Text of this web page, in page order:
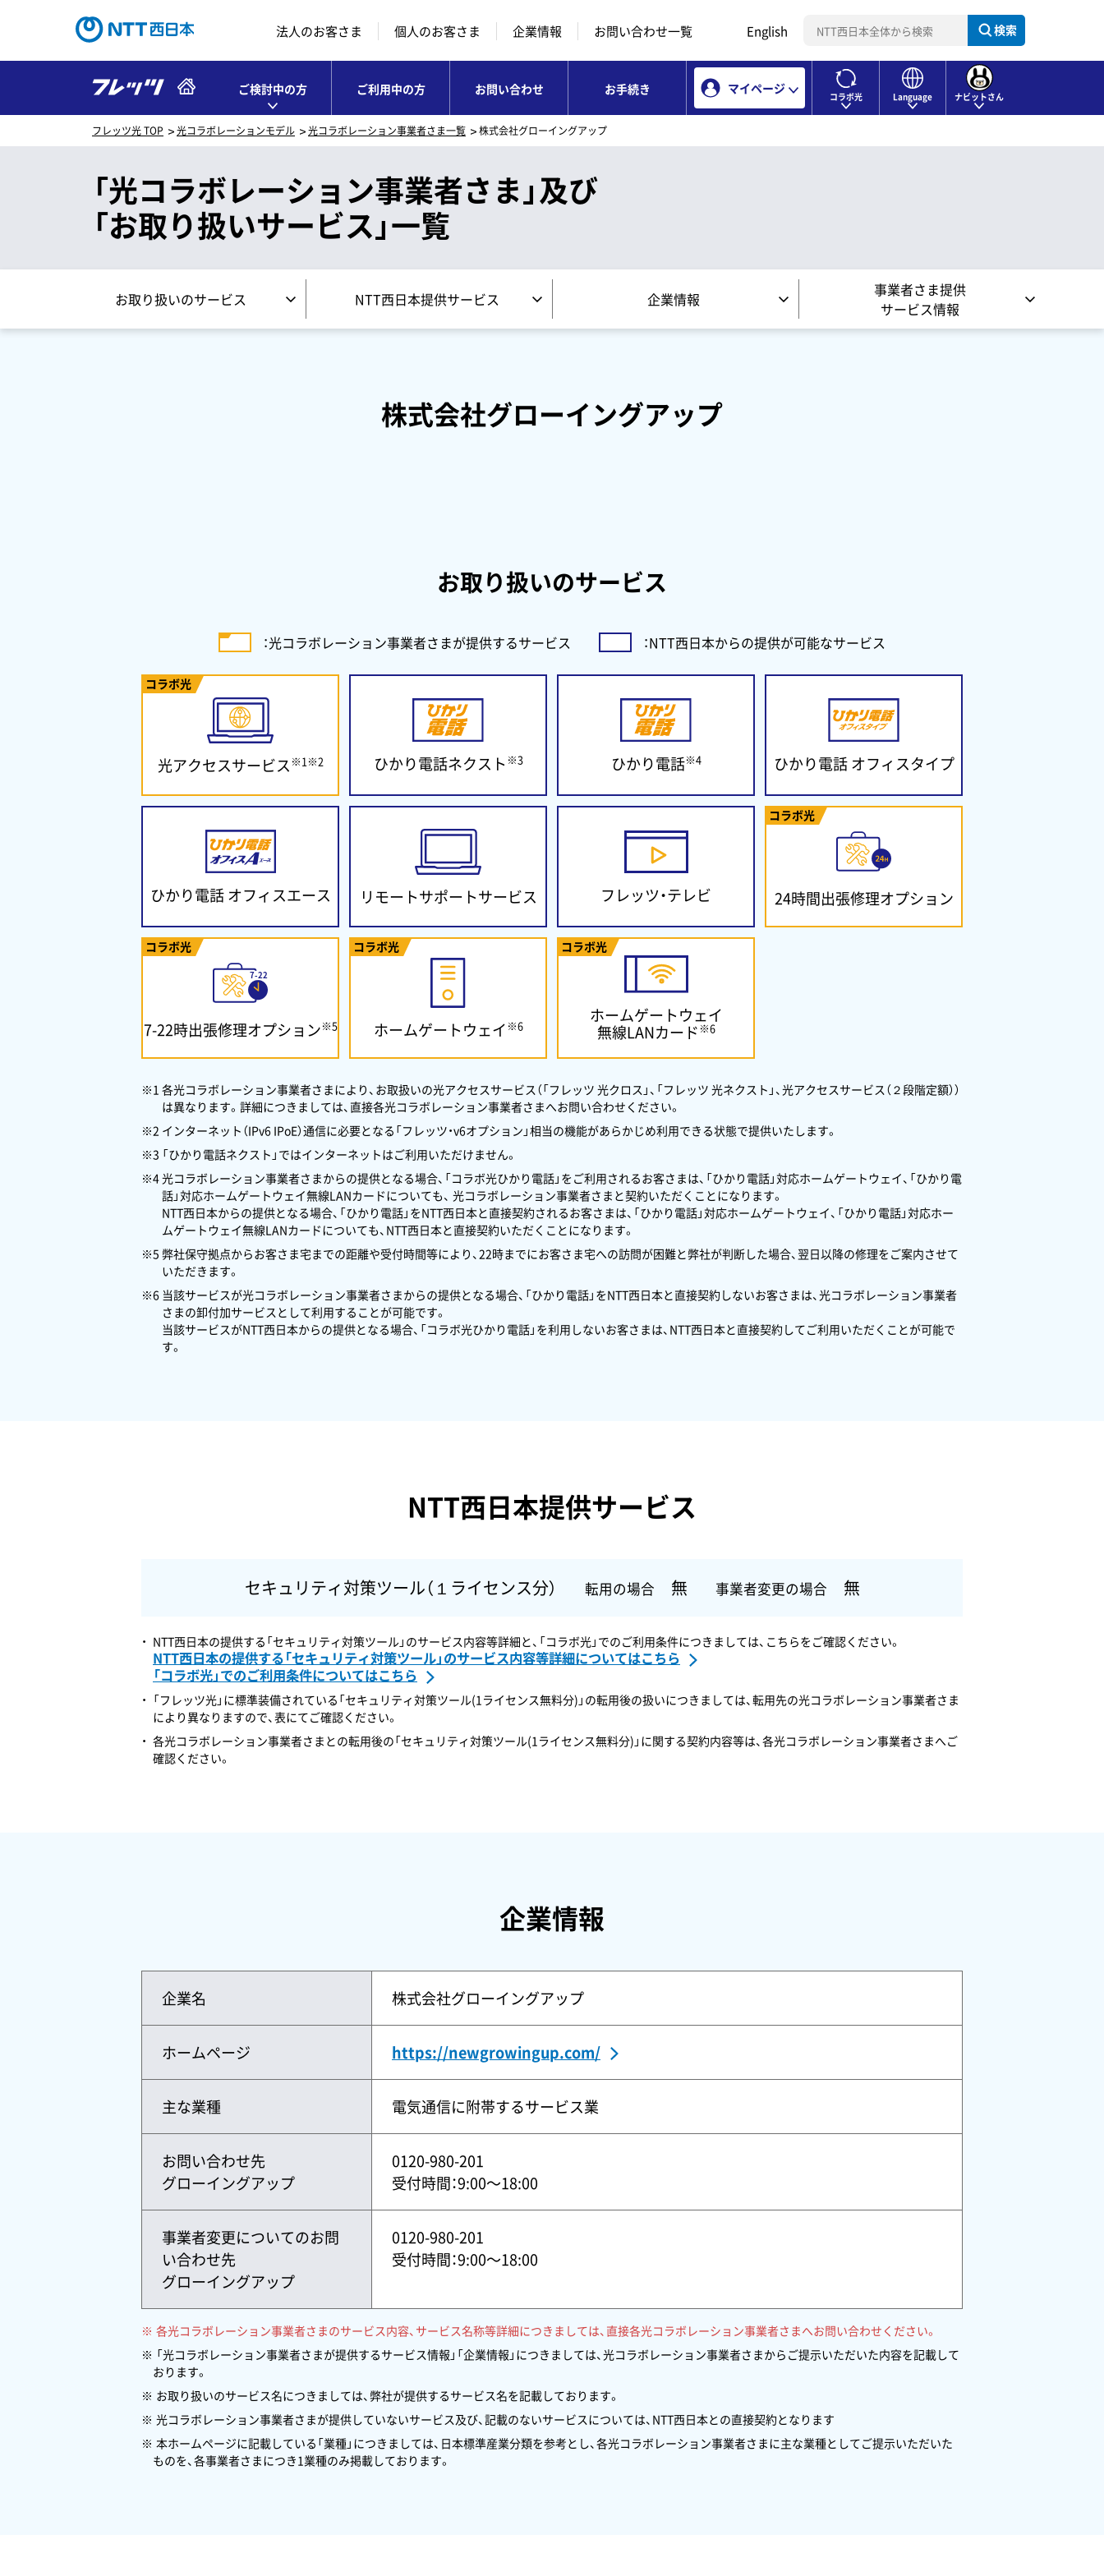
コンテンツのリンクナビゲーションへ移動
法人のお客さま 個人のお客さま 企業情報 お問い合わせ一覧 English 検索
ご検討中の方 ご利用中の方 お問い合わせ お手続き マイページ
コラボ光 Language ナビットさん
フレッツ光 TOP 光コラボレーションモデル 光コラボレーション事業者さま一覧 株式会社グローイングアップ
「光コラボレーション事業者さま」及び
「お取り扱いサービス」一覧
お取り扱いのサービス NTT西日本提供サービス 企業情報
事業者さま提供
サービス情報
株式会社グローイングアップ
お取り扱いのサービス
：光コラボレーション事業者さまが提供するサービス ：NTT西日本からの提供が可能なサービス
コラボ光
光アクセスサービス ※1※2 ひかり電話ネクスト ※3 ひかり電話※4 ひかり電話オフィスタイプ
ひかり電話オフィスエース リモートサポートサービス フレッツ・テレビ
コラボ光
24時間出張修理オプション
コラボ光
7-22時出張修理オプション※5
コラボ光
ホームゲートウェイ ※6
コラボ光
ホームゲートウェイ
無線LANカード ※6
※1 各光コラボレーション事業者さまにより、お取扱いの光アクセスサービス（「フレッツ 光クロス」、「フレッツ 光ネクスト」、光アクセスサービス（２段階定額））
は異なります。詳細につきましては、直接各光コラボレーション事業者さまへお問い合わせください。
※2 インターネット（IPv6 IPoE）通信に必要となる「フレッツ・v6オプション」相当の機能があらかじめ利用できる状態で提供いたします。
※3 「ひかり電話ネクスト」ではインターネットはご利用いただけません。
※4 光コラボレーション事業者さまからの提供となる場合、「コラボ光ひかり電話」をご利用されるお客さまは、「ひかり電話」対応ホームゲートウェイ、「ひかり電
話」対応ホームゲートウェイ無線LANカードについても、 光コラボレーション事業者さまと契約いただくことになります。
NTT西日本からの提供となる場合、「ひかり電話」をNTT西日本と直接契約されるお客さまは、「ひかり電話」対応ホームゲートウェイ、「ひかり電話」対応ホー
ムゲートウェイ無線LANカードについても、NTT西日本と直接契約いただくことになります。
※5 弊社保守拠点からお客さま宅までの距離や受付時間等により、22時までにお客さま宅への訪問が困難と弊社が判断した場合、翌日以降の修理をご案内させて
いただきます。
※6 当該サービスが光コラボレーション事業者さまからの提供となる場合、「ひかり電話」をNTT西日本と直接契約しないお客さまは、光コラボレーション事業者
さまの卸付加サービスとして利用することが可能です。
当該サービスがNTT西日本からの提供となる場合、「コラボ光ひかり電話」を利用しないお客さまは、NTT西日本と直接契約してご利用いただくことが可能で
す。
NTT西日本提供サービス
セキュリティ対策ツール（１ライセンス分） 転用の場合 無 事業者変更の場合 無
NTT西日本の提供する「セキュリティ対策ツール」のサービス内容等詳細と、「コラボ光」でのご利用条件につきましては、こちらをご確認ください。
NTT西日本の提供する「セキュリティ対策ツール」のサービス内容等詳細についてはこちら
「コラボ光」でのご利用条件についてはこちら
「フレッツ光」に標準装備されている「セキュリティ対策ツール(1ライセンス無料分)」の転用後の扱いにつきましては、転用先の光コラボレーション事業者さま
により異なりますので、表にてご確認ください。
各光コラボレーション事業者さまとの転用後の「セキュリティ対策ツール(1ライセンス無料分)」に関する契約内容等は、各光コラボレーション事業者さまへご
確認ください。
企業情報
企業名 株式会社グローイングアップ
ホームページ https://newgrowingup.com/
主な業種 電気通信に附帯するサービス業
お問い合わせ先
グローイングアップ
0120-980-201
受付時間：9:00〜18:00
事業者変更についてのお問
い合わせ先
グローイングアップ
0120-980-201
受付時間：9:00〜18:00
各光コラボレーション事業者さまのサービス内容、サービス名称等詳細につきましては、直接各光コラボレーション事業者さまへお問い合わせください。
「光コラボレーション事業者さまが提供するサービス情報」「企業情報」につきましては、光コラボレーション事業者さまからご提示いただいた内容を記載して
おります。
お取り扱いのサービス名につきましては、弊社が提供するサービス名を記載しております。
光コラボレーション事業者さまが提供していないサービス及び、記載のないサービスについては、NTT西日本との直接契約となります
本ホームページに記載している「業種」につきましては、日本標準産業分類を参考とし、各光コラボレーション事業者さまに主な業種としてご提示いただいた
ものを、各事業者さまにつき1業種のみ掲載しております。